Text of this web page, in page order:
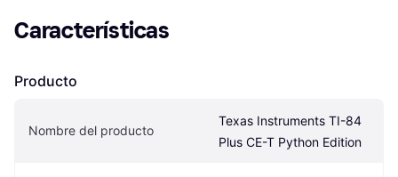
Características
Producto
Nombre del producto
Texas Instruments TI-84
Plus CE-T Python Edition